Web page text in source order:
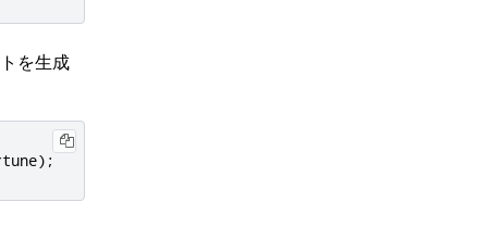
を生成
);